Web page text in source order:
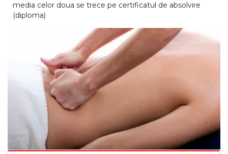
media celor doua se trece pe certificatul de absolvire
(diploma)